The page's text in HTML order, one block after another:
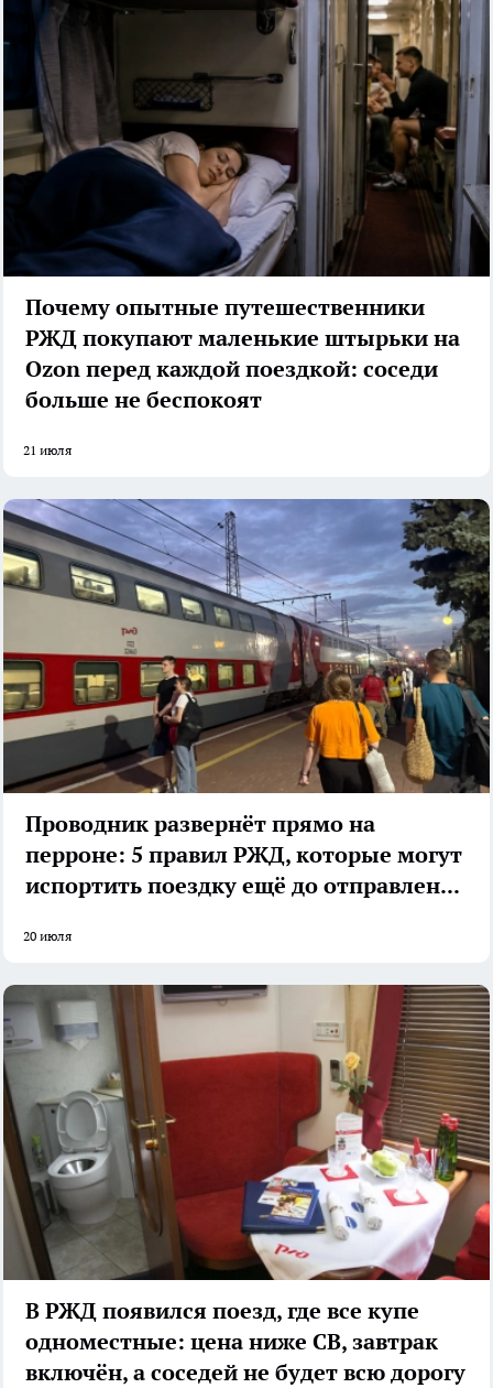
Почему опытные путешественники
РЖД покупают маленькие штырьки на
Ozon перед каждой поездкой: соседи
больше не беспокоят
21 июля
Проводник развернёт прямо на
перроне: 5 правил РЖД, которые могут
испортить поездку ещё до отправления
20 июля
В РЖД появился поезд, где все купе
одноместные: цена ниже СВ, завтрак
включён, а соседей не будет всю дорогу